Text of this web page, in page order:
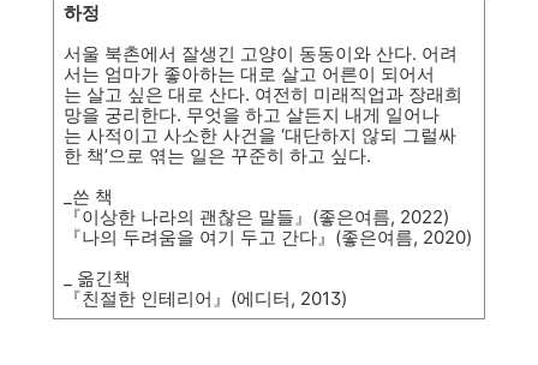
하정
서울 북촌에서 잘생긴 고양이 동동이와 산다. 어려
서는 엄마가 좋아하는 대로 살고 어른이 되어서
는 살고 싶은 대로 산다. 여전히 미래직업과 장래희
망을 궁리한다. 무엇을 하고 살든지 내게 일어나
는 사적이고 사소한 사건을 ‘대단하지 않되 그럴싸
한 책’으로 엮는 일은 꾸준히 하고 싶다.
_쓴 책
『이상한 나라의 괜찮은 말들』(좋은여름, 2022)
『나의 두려움을 여기 두고 간다』(좋은여름, 2020)
_ 옮긴책
『친절한 인테리어』(에디터, 2013)